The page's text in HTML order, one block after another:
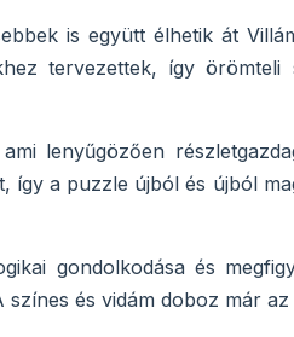
is együtt élhetik át
tervezettek, így örömteli
lenyűgözően
így a puzzle újból és újból
gondolkodása és
és vidám doboz már